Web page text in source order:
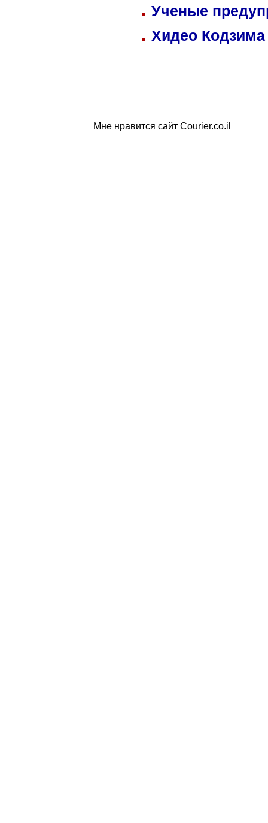
Ученые
Хидео
Мне нравится сайт Courier.co.il